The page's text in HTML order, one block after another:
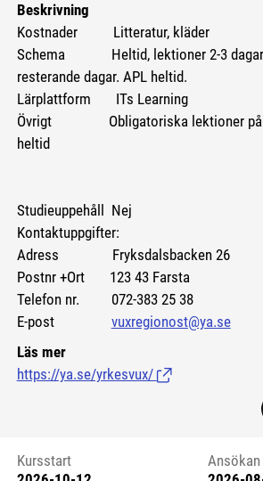
Beskrivning
Kostnader Litteratur, kläder
Schema Heltid, lektioner 2-3 dagar/
resterande dagar. APL heltid.
Lärplattform ITs Learning
Övrigt Obligatoriska lektioner på
heltid
Studieuppehåll Nej
Kontaktuppgifter:
Adress Fryksdalsbacken 26
Postnr +Ort 123 43 Farsta
Telefon nr. 072-383 25 38
E-post vuxregionost@ya.se
Läs mer
https://ya.se/yrkesvux/ (Länk till extern
Kursstart